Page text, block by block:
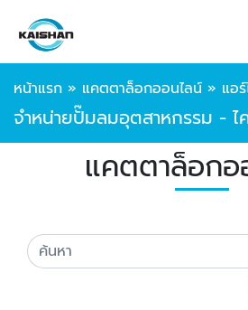
หน้าแรก » แคตตาล็อกออนไลน์ » แอ
จำหน่ายปั๊มลมอุตสาหกรรม - ไ
แคตตาล็อกอ